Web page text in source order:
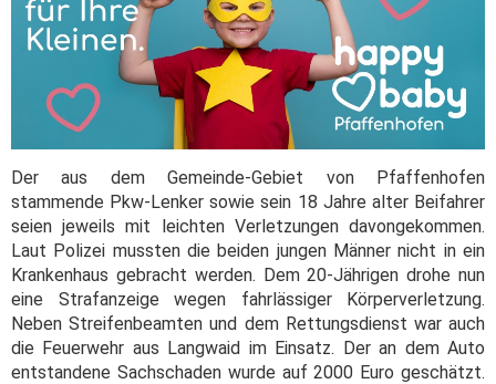
Der aus dem Gemeinde-Gebiet von Pfaffenhofen
stammende Pkw-Lenker sowie sein 18 Jahre alter Beifahrer
seien jeweils mit leichten Verletzungen davongekommen.
Laut Polizei mussten die beiden jungen Männer nicht in ein
Krankenhaus gebracht werden. Dem 20-Jährigen drohe nun
eine Strafanzeige wegen fahrlässiger Körperverletzung.
Neben Streifenbeamten und dem Rettungsdienst war auch
die Feuerwehr aus Langwaid im Einsatz. Der an dem Auto
entstandene Sachschaden wurde auf 2000 Euro geschätzt.